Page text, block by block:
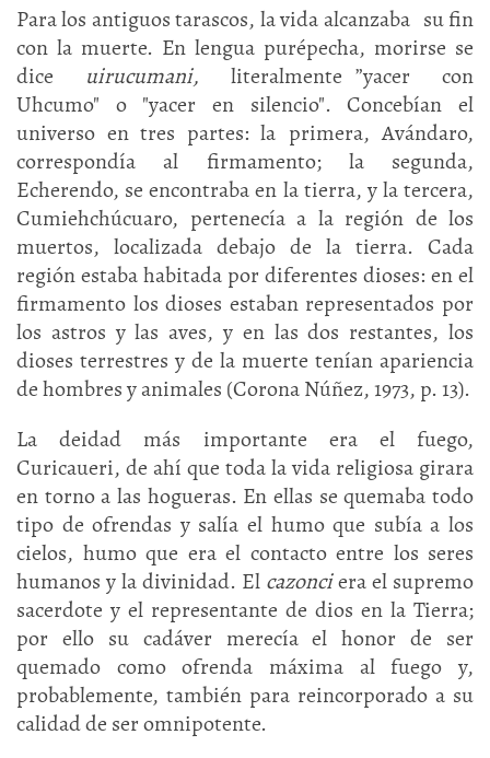
Para los antiguos tarascos, la vida alcanzaba su fin
con la muerte. En lengua purépecha, morirse se
dice uirucumani, literalmente ”yacer con
Uhcumo" o "yacer en silencio". Concebían el
universo en tres partes: la primera, Avándaro,
correspondía al firmamento; la segunda,
Echerendo, se encontraba en la tierra, y la tercera,
Cumiehchúcuaro, pertenecía a la región de los
muertos, localizada debajo de la tierra. Cada
región estaba habitada por diferentes dioses: en el
firmamento los dioses estaban representados por
los astros y las aves, y en las dos restantes, los
dioses terrestres y de la muerte tenían apariencia
de hombres y animales (Corona Núñez, 1973, p. 13).
La deidad más importante era el fuego,
Curicaueri, de ahí que toda la vida religiosa girara
en torno a las hogueras. En ellas se quemaba todo
tipo de ofrendas y salía el humo que subía a los
cielos, humo que era el contacto entre los seres
humanos y la divinidad. El cazonciera el supremo
sacerdote y el representante de dios en la Tierra;
por ello su cadáver merecía el honor de ser
quemado como ofrenda máxima al fuego y,
probablemente, también para reincorporado a su
calidad de ser omnipotente.